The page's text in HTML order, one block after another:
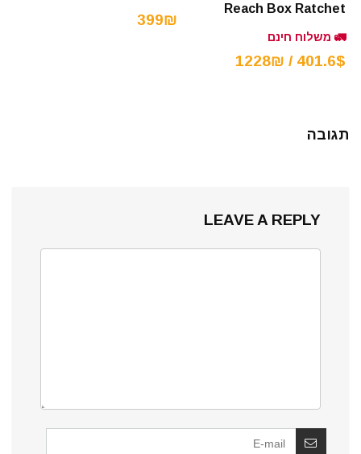
Reach Box Ratchet
🚛 משלוח חינם
401.6$ / 1228₪
399₪
תגובה
LEAVE A REPLY